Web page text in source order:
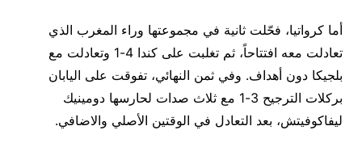
أما كرواتيا، فحّلت ثانية في مجموعتها وراء المغرب الذي
تعادلت معه افتتاحاً، ثم تغلبت على كندا 4-1 وتعادلت مع
بلجيكا دون أهداف. وفي ثمن النهائي، تفوقت على اليابان
بركلات الترجيح 3-1 مع ثلاث صدات لحارسها دومينيك
ليفاكوفيتش، بعد التعادل في الوقتين الأصلي والاضافي.